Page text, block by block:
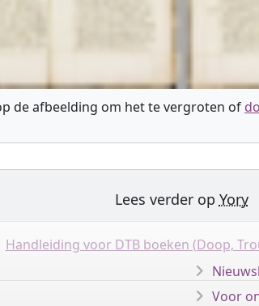
de afbeelding om het te vergroten of
Lees verder op Yory
Handleiding voor DTB boeken (Doop,
Voor